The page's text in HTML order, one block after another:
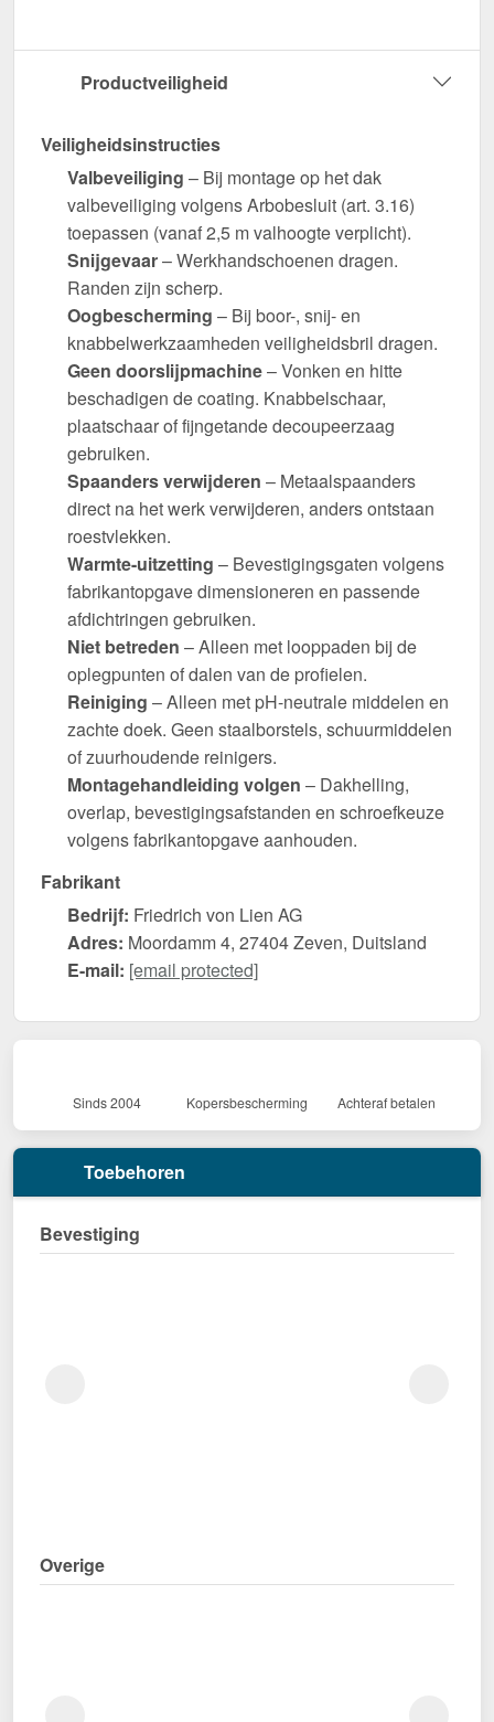
Productveiligheid
Veiligheidsinstructies
Valbeveiliging – Bij montage op het dak
valbeveiliging volgens Arbobesluit (art. 3.16)
toepassen (vanaf 2,5 m valhoogte verplicht).
Snijgevaar– Werkhandschoenen dragen.
Randen zijn scherp.
Oogbescherming – Bij boor-, snij- en
knabbelwerkzaamheden veiligheidsbril dragen.
Geen doorslijpmachine– Vonken en hitte
beschadigen de coating. Knabbelschaar,
plaatschaar of fijngetande decoupeerzaag
gebruiken.
Spaanders verwijderen – Metaalspaanders
direct na het werk verwijderen, anders ontstaan
roestvlekken.
Warmte-uitzetting – Bevestigingsgaten volgens
fabrikantopgave dimensioneren en passende
afdichtringen gebruiken.
Niet betreden – Alleen met looppaden bij de
oplegpunten of dalen van de profielen.
Reiniging – Alleen met pH-neutrale middelen en
zachte doek. Geen staalborstels, schuurmiddelen
of zuurhoudende reinigers.
Montagehandleiding volgen – Dakhelling,
overlap, bevestigingsafstanden en schroefkeuze
volgens fabrikantopgave aanhouden.
Fabrikant
Bedrijf: Friedrich von Lien AG
Adres: Moordamm 4, 27404 Zeven, Duitsland
E-mail: [email protected]
Sinds 2004 Kopersbescherming Achteraf betalen
Toebehoren
Bevestiging
Overige